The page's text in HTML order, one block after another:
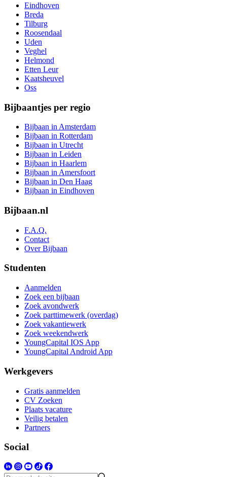
Eindhoven
Breda
Tilburg
Roosendaal
Uden
Veghel
Helmond
Etten Leur
Kaatsheuvel
Oss
Bijbaantjes per regio
Bijbaan in Amsterdam
Bijbaan in Rotterdam
Bijbaan in Utrecht
Bijbaan in Leiden
Bijbaan in Haarlem
Bijbaan in Amersfoort
Bijbaan in Den Haag
Bijbaan in Eindhoven
Bijbaan.nl
F.A.Q.
Contact
Over Bijbaan
Studenten
Aanmelden
Zoek een bijbaan
Zoek avondwerk
Zoek parttimewerk (overdag)
Zoek vakantiewerk
Zoek weekendwerk
YoungCapital IOS App
YoungCapital Android App
Werkgevers
Gratis aanmelden
CV Zoeken
Plaats vacature
Veilig betalen
Partners
Social